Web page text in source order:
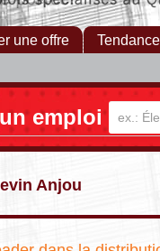
une offre
emploi
Anjou